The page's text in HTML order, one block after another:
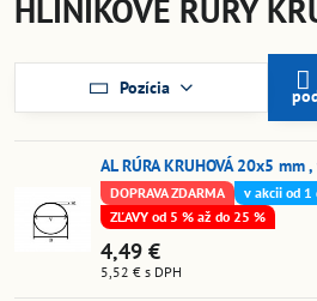
HLINÍKOVÉ RÚRY
Pozícia
AL RÚRA KRUHOVÁ 20x5
DOPRAVA ZDARMA
v akcii od
ZĽAVY od 5 % až do 25 %
4,49 €
5,52 € s DPH